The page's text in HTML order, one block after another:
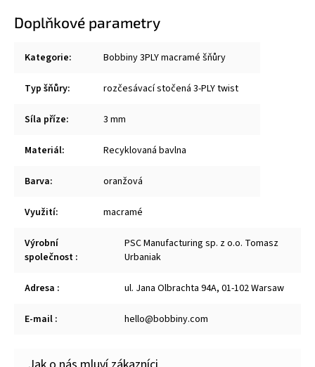
Doplňkové parametry
Kategorie: Bobbiny 3PLY macramé šňůry
Typ šňůry: rozčesávací stočená 3-PLY twist
Síla příze: 3 mm
Materiál: Recyklovaná bavlna
Barva: oranžová
Využití: macramé
Výrobní
společnost :
PSC Manufacturing sp. z o.o. Tomasz
Urbaniak
Adresa : ul. Jana Olbrachta 94A, 01-102 Warsaw
E-mail : hello@bobbiny.com